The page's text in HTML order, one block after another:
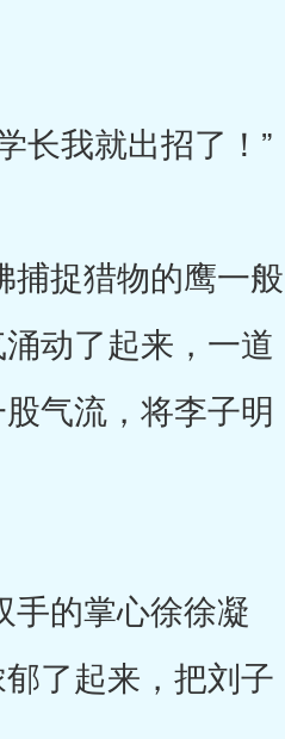
我就出招了！”
捉猎物的鹰一般
动了起来，一道
气流，将李子明
的掌心徐徐凝
了起来，把刘子